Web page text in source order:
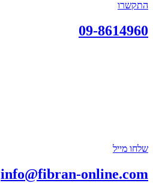
התקשרו
09-8614960
שלחו מייל
info@fibran-online.com